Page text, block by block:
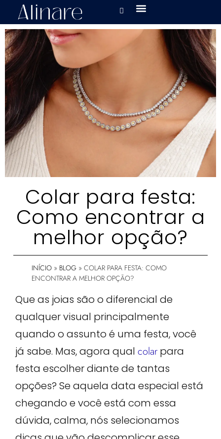
Colar para festa:
Como encontrar a
melhor opção?
INÍCIO » BLOG » COLAR PARA FESTA: COMO
ENCONTRAR A MELHOR OPÇÃO?
Que as joias são o diferencial de
qualquer visual principalmente
quando o assunto é uma festa, você
já sabe. Mas, agora qualcolar para
festa escolher diante de tantas
opções? Se aquela data especial está
chegando e você está com essa
dúvida, calma, nós selecionamos